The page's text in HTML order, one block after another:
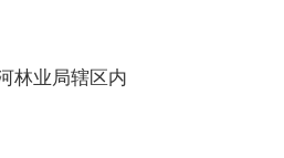
林业局辖区内